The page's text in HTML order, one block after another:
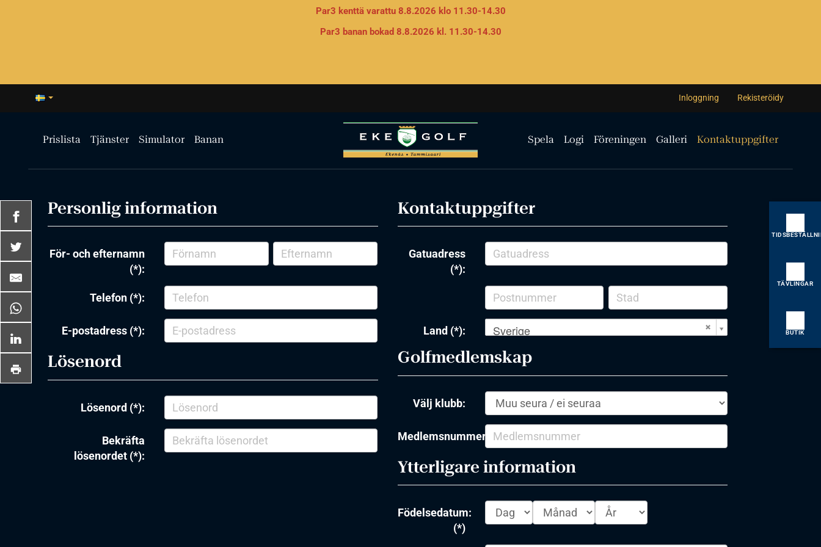
Par3 kenttä varattu 8.8.2026 klo 11.30-14.30
Par3 banan bokad 8.8.2026 kl. 11.30-14.30
Inloggning Rekisteröidy
Prislista Tjänster Simulator Banan Spela Logi Föreningen Galleri Kontaktuppgifter
TÄVLINGAR
BUTIK
Personlig information
För- och efternamn
(*):
Telefon (*):
E-postadress (*):
Lösenord
Lösenord (*):
Bekräfta
lösenordet (*):
Kontaktuppgifter
Gatuadress
(*):
Land (*): Sverige
Golfmedlemskap
Välj klubb:
Medlemsnummer:
Ytterligare information
Födelsedatum:
(*)